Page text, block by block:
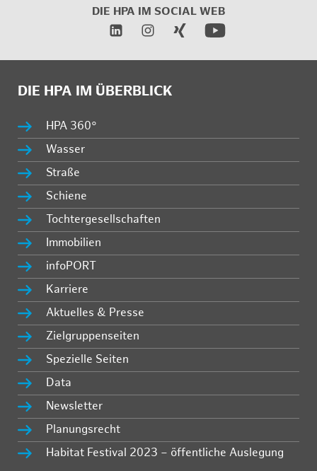
DIE HPA IM SOCIAL WEB
DIE HPA IM ÜBERBLICK
HPA 360°
Wasser
Straße
Schiene
Tochtergesellschaften
Immobilien
infoPORT
Karriere
Aktuelles & Presse
Zielgruppenseiten
Spezielle Seiten
Data
Newsletter
Planungsrecht
Habitat Festival 2023 – öffentliche Auslegung